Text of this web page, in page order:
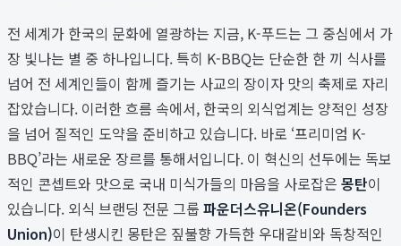
전 세계가 한국의 문화에 열광하는 지금, K-푸드는 그 중심에서 가
장 빛나는 별 중 하나입니다. 특히 K-BBQ는 단순한 한 끼 식사를
넘어 전 세계인들이 함께 즐기는 사교의 장이자 맛의 축제로 자리
잡았습니다. 이러한 흐름 속에서, 한국의 외식업계는 양적인 성장
을 넘어 질적인 도약을 준비하고 있습니다. 바로 ‘프리미엄 K-
BBQ’라는 새로운 장르를 통해서입니다. 이 혁신의 선두에는 독보
적인 콘셉트와 맛으로 국내 미식가들의 마음을 사로잡은 몽탄이
있습니다. 외식 브랜딩 전문 그룹 파운더스유니온(Founders
Union)이 탄생시킨 몽탄은 짚불향 가득한 우대갈비와 독창적인